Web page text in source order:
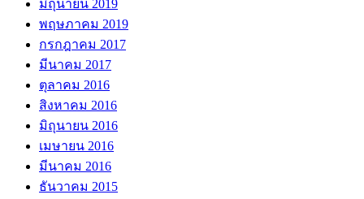
มิถุนายน 2019
พฤษภาคม 2019
กรกฎาคม 2017
มีนาคม 2017
ตุลาคม 2016
สิงหาคม 2016
มิถุนายน 2016
เมษายน 2016
มีนาคม 2016
ธันวาคม 2015